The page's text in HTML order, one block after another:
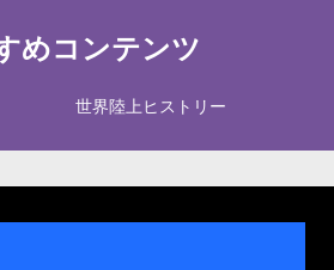
めコンテンツ
世界陸上ヒストリー